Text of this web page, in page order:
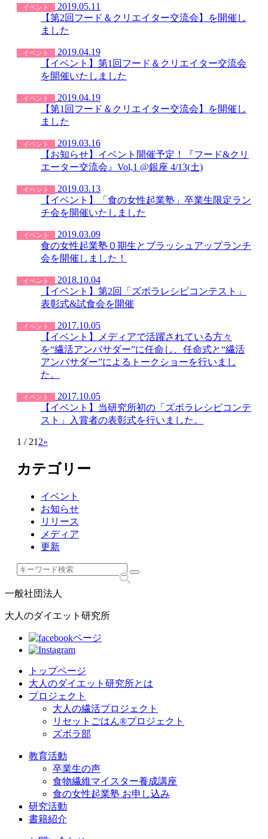
イベント
2019.05.11
【第2回フード＆クリエイター交流会】を開催し
ました
イベント
2019.04.19
【イベント】第1回フード＆クリエイター交流会
を開催いたしました
イベント
2019.04.19
【第1回フード＆クリエイター交流会】を開催し
ました
イベント
2019.03.16
【お知らせ】イベント開催予定！『フード&クリ
エーター交流会』Vol,1 @銀座 4/13(土)
イベント
2019.03.13
【イベント】「食の女性起業塾」卒業生限定ラン
チ会を開催いたしました
イベント
2019.03.09
食の女性起業塾０期生とブラッシュアップランチ
会を開催しました！
イベント
2018.10.04
【イベント】第2回「ズボラレシピコンテスト」
表彰式&試食会を開催
イベント
2017.10.05
【イベント】メディアで活躍されている方々
を“繊活アンバサダー”に任命し、任命式と“繊活
アンバサダー”によるトークショーを行いまし
た。
イベント
2017.10.05
【イベント】当研究所初の「ズボラレシピコンテ
スト」入賞者の表彰式を行いました。
1 / 21 2»
カテゴリー
イベント
お知らせ
リリース
メディア
更新
一般社団法人
大人のダイエット研究所
トップページ
大人のダイエット研究所とは
プロジェクト
大人の繊活プロジェクト
リセットごはん®プロジェクト
ズボラ部
教育活動
卒業生の声
食物繊維マイスター養成講座
食の女性起業塾 お申し込み
研究活動
書籍紹介